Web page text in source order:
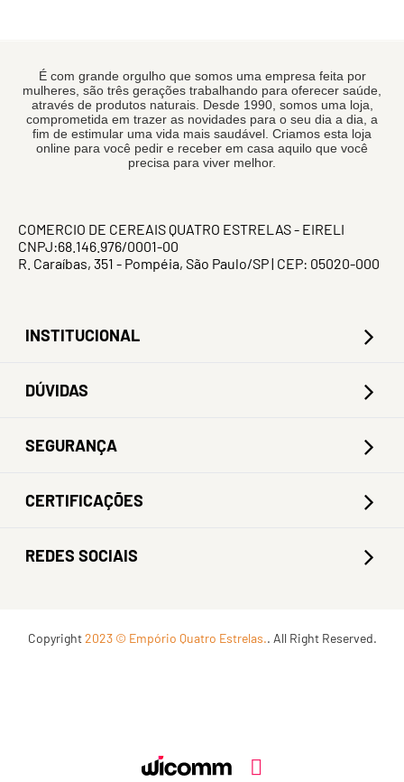
É com grande orgulho que somos uma empresa feita por
mulheres, são três gerações trabalhando para oferecer saúde,
através de produtos naturais. Desde 1990, somos uma loja,
comprometida em trazer as novidades para o seu dia a dia, a
fim de estimular uma vida mais saudável. Criamos esta loja
online para você pedir e receber em casa aquilo que você
precisa para viver melhor.
COMERCIO DE CEREAIS QUATRO ESTRELAS - EIRELI
CNPJ:68.146.976/0001-00
R. Caraíbas, 351 - Pompéia, São Paulo/SP | CEP: 05020-000
INSTITUCIONAL
DÚVIDAS
SEGURANÇA
CERTIFICAÇÕES
REDES SOCIAIS
Copyright2023 © Empório Quatro Estrelas.. All Right Reserved.